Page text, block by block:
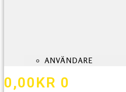
ANVÄNDARE
0,00KR 0